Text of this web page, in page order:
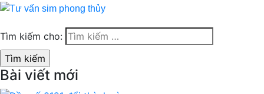
Tìm kiếm cho:
Bài viết mới